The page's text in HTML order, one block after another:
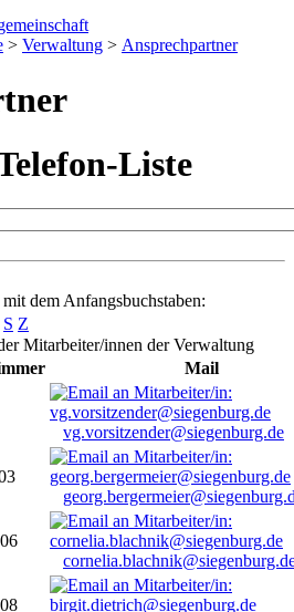
> Verwaltung > Ansprechpartner
Liste
dem Anfangsbuchstaben:
S Z
Mitarbeiter/innen der Verwaltung
Mail
vg.vorsitzender@siegenburg.de